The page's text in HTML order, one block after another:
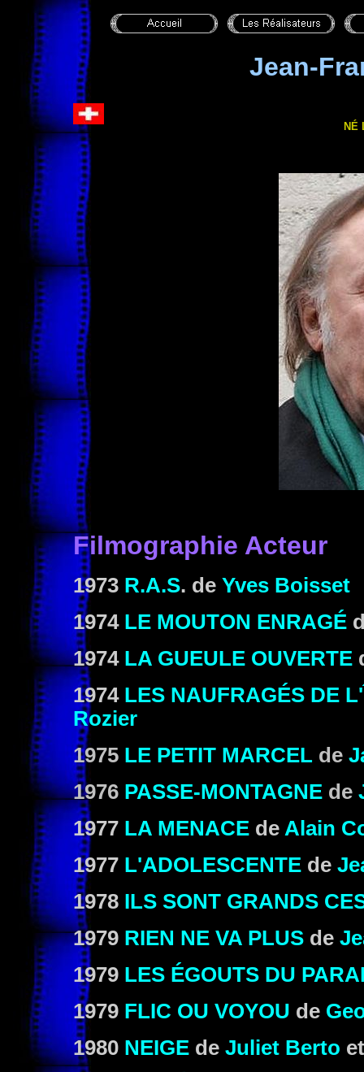
Jean-
NÉ
Filmographie Acteur
1973 R.A.S. de Yves Boisset
1974 LE MOUTON ENRAGÉ
1974 LA GUEULE OUVERTE
1974 LES NAUFRAGÉS DE
Rozier
1975 LE PETIT MARCEL de
1976 PASSE-MONTAGNE de
1977 LA MENACE de Alain
1977 L'ADOLESCENTE de
1978 ILS SONT GRANDS
1979 RIEN NE VA PLUS de
1979 LES ÉGOUTS DU
1979 FLIC OU VOYOU de
1980 NEIGE de Juliet Berto